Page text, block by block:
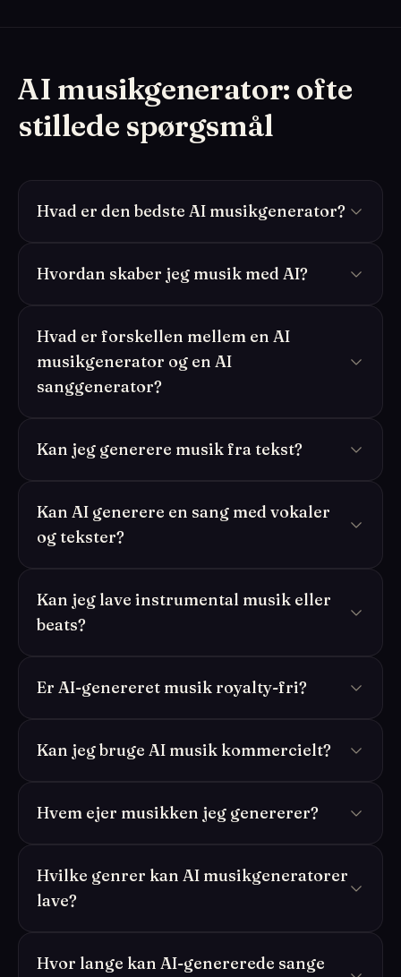
AI musikgenerator: ofte
stillede spørgsmål
Hvad er den bedste AI musikgenerator?
Hvordan skaber jeg musik med AI?
Hvad er forskellen mellem en AI
musikgenerator og en AI
sanggenerator?
Kan jeg generere musik fra tekst?
Kan AI generere en sang med vokaler
og tekster?
Kan jeg lave instrumental musik eller
beats?
Er AI-genereret musik royalty-fri?
Kan jeg bruge AI musik kommercielt?
Hvem ejer musikken jeg genererer?
Hvilke genrer kan AI musikgeneratorer
lave?
Hvor lange kan AI-genererede sange